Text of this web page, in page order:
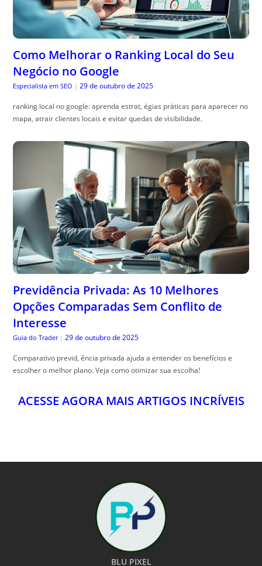
Como Melhorar o Ranking Local do Seu
Negócio no Google
Especialista em SEO | 29 de outubro de 2025
ranking local no google: aprenda estrat, égias práticas para aparecer no
mapa, atrair clientes locais e evitar quedas de visibilidade.
Previdência Privada: As 10 Melhores
Opções Comparadas Sem Conflito de
Interesse
Guia do Trader | 29 de outubro de 2025
Comparativo previd, ência privada ajuda a entender os benefícios e
escolher o melhor plano. Veja como otimizar sua escolha!
ACESSE AGORA MAIS ARTIGOS INCRÍVEIS
BLU PIXEL